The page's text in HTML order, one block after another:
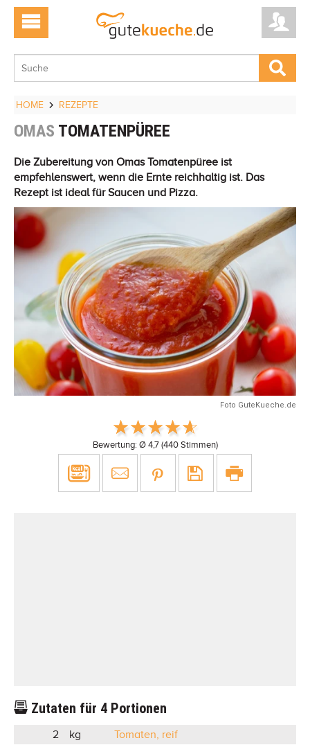
HOME REZEPTE
OMAS TOMATENPÜREE
Die Zubereitung von Omas Tomatenpüree ist
empfehlenswert, wenn die Ernte reichhaltig ist. Das
Rezept ist ideal für Saucen und Pizza.
Foto GuteKueche.de
Bewertung: Ø 4,7(440Stimmen)
Zutaten für 4 Portionen
2 kg
Tomaten, reif